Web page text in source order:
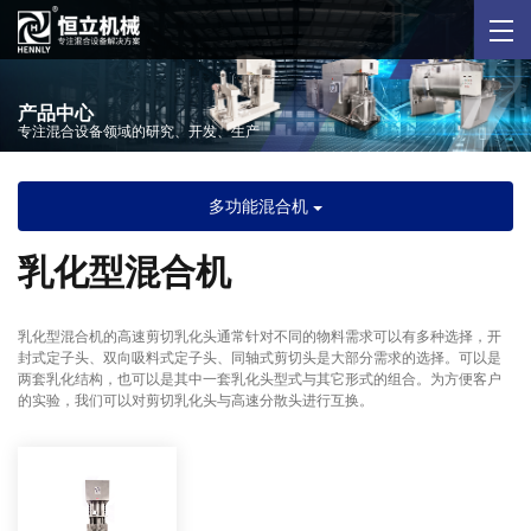
产品中心
专注混合设备领域的研究、开发、生产
多功能混合机
乳化型混合机
乳化型混合机的高速剪切乳化头通常针对不同的物料需求可以有多种选择，开
封式定子头、双向吸料式定子头、同轴式剪切头是大部分需求的选择。可以是
两套乳化结构，也可以是其中一套乳化头型式与其它形式的组合。为方便客户
的实验，我们可以对剪切乳化头与高速分散头进行互换。